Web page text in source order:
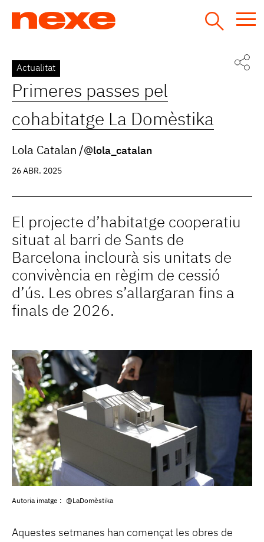
Back
to
top
Actualitat
Primeres passes pel
cohabitatge La Domèstika
Lola Catalan @lola_catalan
26 ABR. 2025
El projecte d’habitatge cooperatiu
situat al barri de Sants de
Barcelona inclourà sis unitats de
convivència en règim de cessió
d’ús. Les obres s’allargaran fins a
finals de 2026.
Autoria imatge : @LaDomèstika
Aquestes setmanes han començat les obres de